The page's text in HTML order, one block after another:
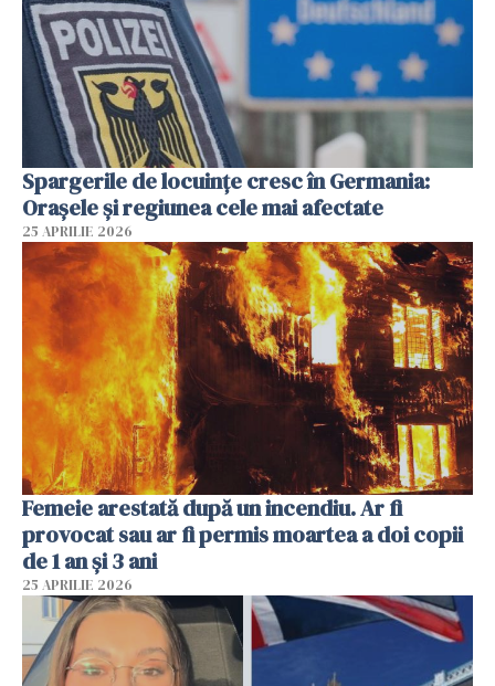
Spargerile de locuințe cresc în Germania:
Orașele și regiunea cele mai afectate
25 APRILIE 2026
Femeie arestată după un incendiu. Ar fi
provocat sau ar fi permis moartea a doi copii
de 1 an și 3 ani
25 APRILIE 2026